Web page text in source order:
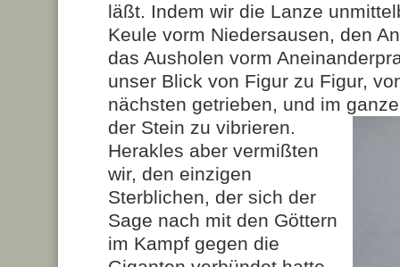
läßt. Indem wir die Lanze
Keule vorm Niedersausen, den
das Ausholen vorm
unser Blick von Figur zu Figur,
nächsten getrieben, und im
der Stein zu vibrieren.
Herakles aber vermißten
wir, den einzigen
Sterblichen, der sich der
Sage nach mit den Göttern
im Kampf gegen die